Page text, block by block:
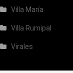
Villa María
Villa Rumipal
Virales